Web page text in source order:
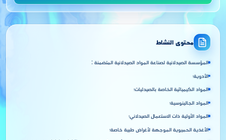
محتوى النشاط
المؤسسة الصيدلانية لصناعة المواد الصيدلانية المتضمنة :
الأدوية؛
المواد الكيميائية الخاصة بالصيدليات؛
المواد الجالينوسية؛
المواد الأولية ذات الاستعمال الصيدلاني؛
الأغذية الحميوية الموجهة لأغراض طبية خاصة؛